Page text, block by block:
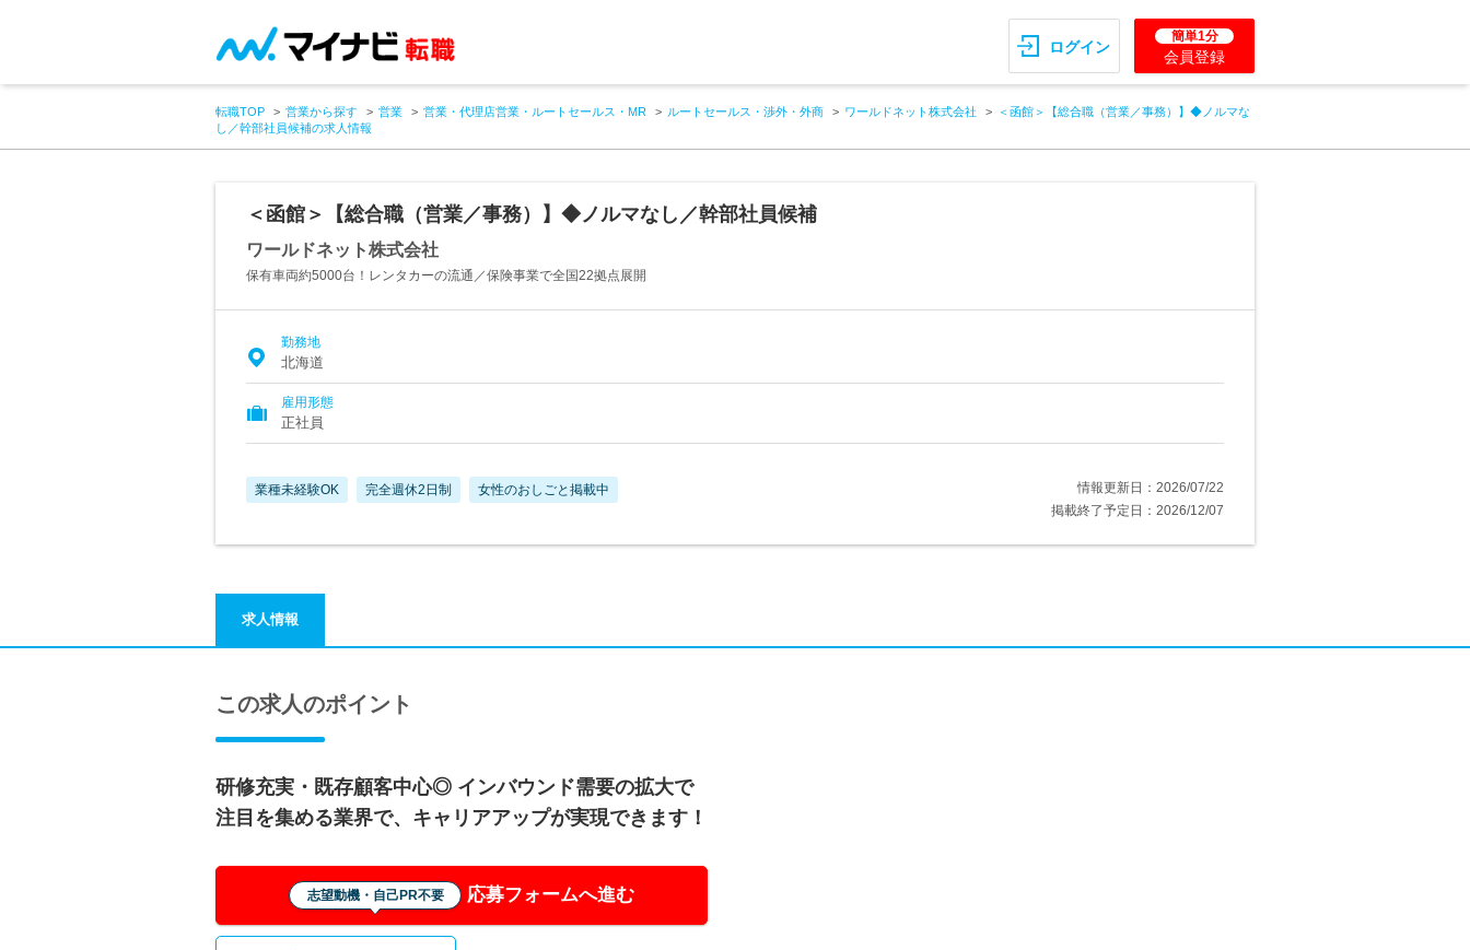
ログイン
簡単1分
会員登録
転職TOP 営業から探す 営業 営業・代理店営業・ルートセールス・MR ルートセールス・渉外・外商 ワールドネット株式会社
＜函館＞【総合職（営業／事務）】◆ノルマな
し／幹部社員候補の求人情報
＜函館＞【総合職（営業／事務）】◆ノルマなし／幹部社員候補
ワールドネット株式会社
保有車両約5000台！レンタカーの流通／保険事業で全国22拠点展開
勤務地
北海道
雇用形態
正社員
業種未経験OK 完全週休2日制 女性のおしごと掲載中
情報更新日：2026/07/22
掲載終了予定日：2026/12/07
求人情報
この求人のポイント
研修充実・既存顧客中心◎ インバウンド需要の拡大で
注目を集める業界で、キャリアアップが実現できます！
志望動機・自己PR不要 応募フォームへ進む